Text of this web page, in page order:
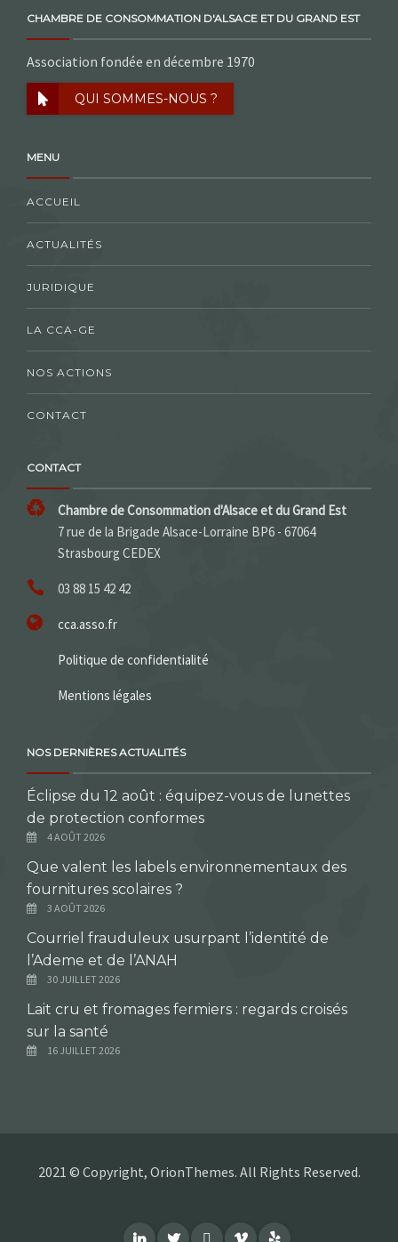
CHAMBRE DE CONSOMMATION D'ALSACE ET DU GRAND EST
Association fondée en décembre 1970
QUI SOMMES-NOUS ?
MENU
ACCUEIL
ACTUALITÉS
JURIDIQUE
LA CCA-GE
NOS ACTIONS
CONTACT
CONTACT
Chambre de Consommation d'Alsace et du Grand Est
7 rue de la Brigade Alsace-Lorraine BP6 - 67064
Strasbourg CEDEX
03 88 15 42 42
cca.asso.fr
Politique de confidentialité
Mentions légales
NOS DERNIÈRES ACTUALITÉS
Éclipse du 12 août : équipez-vous de lunettes
de protection conformes
4 AOÛT 2026
Que valent les labels environnementaux des
fournitures scolaires ?
3 AOÛT 2026
Courriel frauduleux usurpant l’identité de
l’Ademe et de l’ANAH
30 JUILLET 2026
Lait cru et fromages fermiers : regards croisés
sur la santé
16 JUILLET 2026
2021 © Copyright, OrionThemes. All Rights Reserved.